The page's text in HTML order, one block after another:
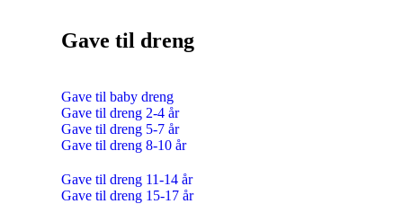
Gave til dreng
Gave til baby dreng
Gave til dreng 2-4 år
Gave til dreng 5-7 år
Gave til dreng 8-10 år
Gave til dreng 11-14 år
Gave til dreng 15-17 år